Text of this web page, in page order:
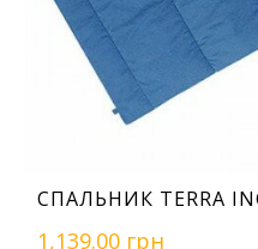
СПАЛЬНИК TERRA
1,139.00 грн